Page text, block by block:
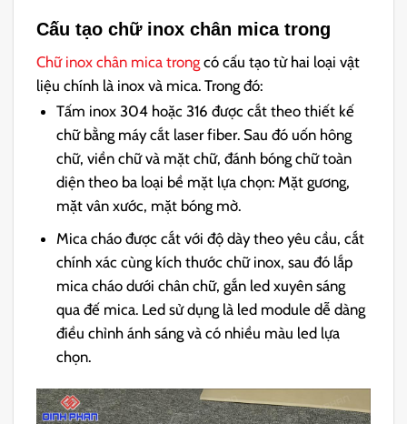
Cấu tạo chữ inox chân mica trong
Chữ inox chân mica trong có cấu tạo từ hai loại vật
liệu chính là inox và mica. Trong đó:
Tấm inox 304 hoặc 316 được cắt theo thiết kế
chữ bằng máy cắt laser fiber. Sau đó uốn hông
chữ, viền chữ và mặt chữ, đánh bóng chữ toàn
diện theo ba loại bề mặt lựa chọn: Mặt gương,
mặt vân xước, mặt bóng mờ.
Mica cháo được cắt với độ dày theo yêu cầu, cắt
chính xác cùng kích thước chữ inox, sau đó lắp
mica cháo dưới chân chữ, gắn led xuyên sáng
qua đế mica. Led sử dụng là led module dễ dàng
điều chỉnh ánh sáng và có nhiều màu led lựa
chọn.